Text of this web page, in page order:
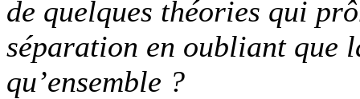
de quelques théories qui
séparation en oubliant que
qu’ensemble ?